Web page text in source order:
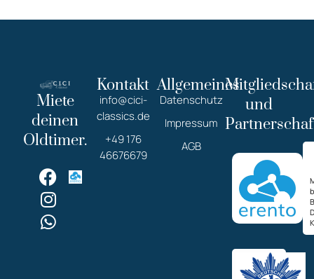
Miete
deinen
Oldtimer.
Kontakt
info@cici-
classics.de
+49 176
46676679
Allgemeines
Datenschutz
Impressum
AGB
und